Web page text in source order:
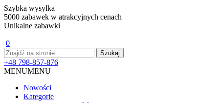
Szybka wysyłka
5000 zabawek w atrakcyjnych cenach
Unikalne zabawki
0
+48 798-857-876
MENUMENU
Nowości
Kategorie